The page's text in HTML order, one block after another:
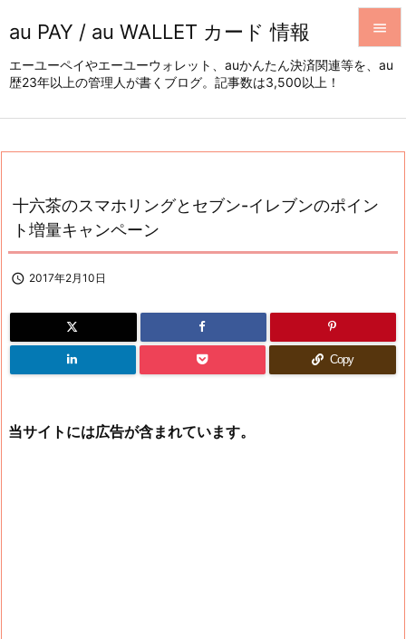
au PAY / au WALLET カード 情報
エーユーペイやエーユーウォレット、auかんたん決済関連等を、au
歴23年以上の管理人が書くブログ。記事数は3,500以上！





十六茶のスマホリングとセブン-イレブンのポイン
ト増量キャンペーン
 2017年2月10日
Copy
当サイトには広告が含まれています。